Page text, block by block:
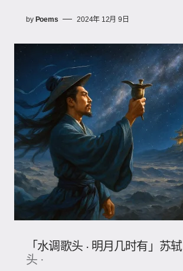
by Poems 2024年 12月 9日
「水调歌头 · 明月几时有」苏轼
头 ·